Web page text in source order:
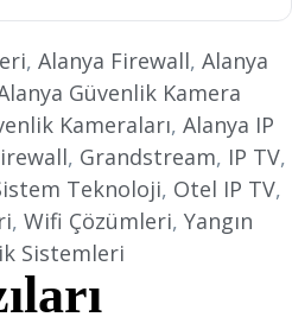
, Alanya Firewall, Alanya
Güvenlik Kamera
Kameraları, Alanya IP
, Grandstream, IP TV,
Teknoloji, Otel IP TV,
, Wifi Çözümleri, Yangın
Sistemleri